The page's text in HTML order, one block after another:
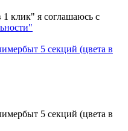
клик" я соглашаюсь с
5 секций (цвета в
5 секций (цвета в